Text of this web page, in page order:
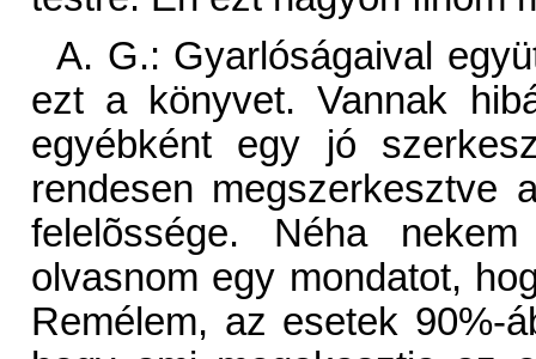
A. G.: Gyarlóságaival
ezt a könyvet. Vannak
egyébként egy jó
rendesen
felelõssége. Néha
olvasnom egy mondatot,
Remélem, az esetek 90%-